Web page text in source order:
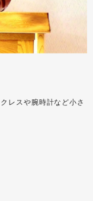
レスや腕時計など小さ